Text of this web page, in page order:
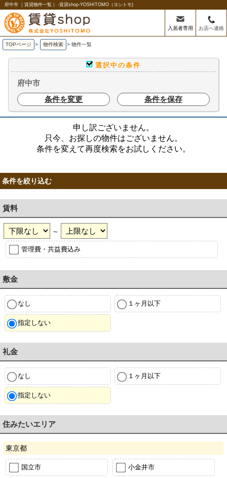
府中市 ｜賃貸物件一覧｜ -賃貸shop-YOSHITOMO（ヨシトモ)
入居者専用 お店へ連絡
TOPページ > 物件検索 > 物件一覧
選択中の条件
府中市
条件を変更
条件を保存
申し訳ございません。
只今、お探しの物件はございません。
条件を変えて再度検索をお試しください。
条件を絞り込む
賃料
～
管理費・共益費込み
敷金
なし １ヶ月以下
指定しない
礼金
なし １ヶ月以下
指定しない
住みたいエリア
東京都
国立市 小金井市